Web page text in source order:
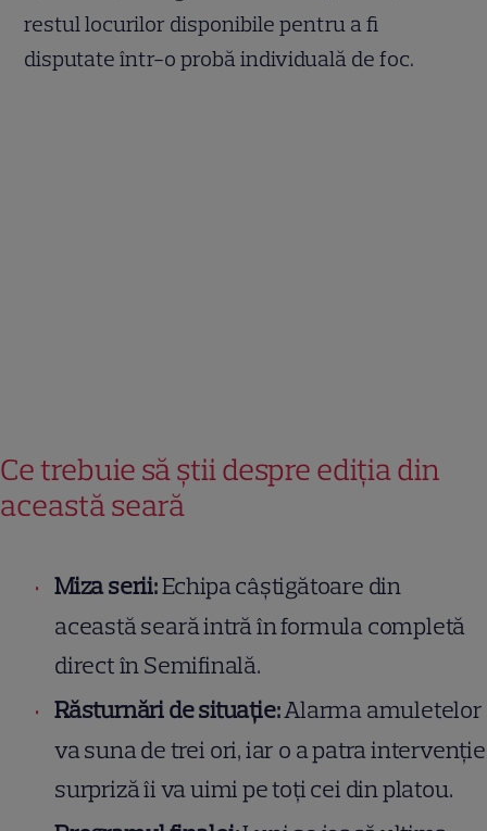
restul locurilor disponibile pentru a fi
disputate într-o probă individuală de foc.
Ce trebuie să știi despre ediția din
această seară
Miza serii:Echipa câștigătoare din
această seară intră în formula completă
direct în Semifinală.
Răsturnări de situație:Alarma amuletelor
va suna de trei ori, iar o a patra intervenție
surpriză îi va uimi pe toți cei din platou.